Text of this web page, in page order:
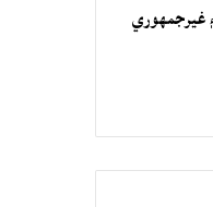
غيرجمھوري